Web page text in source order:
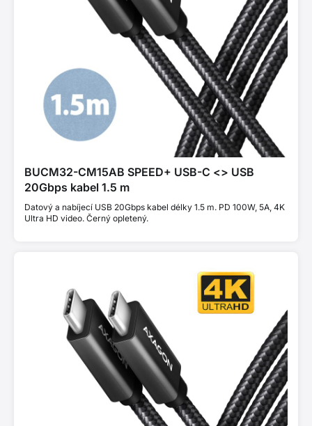
BUCM32-CM15AB SPEED+ USB-C <> USB
20Gbps kabel 1.5 m
Datový a nabíjecí USB 20Gbps kabel délky 1.5 m. PD 100W, 5A, 4K
Ultra HD video. Černý opletený.